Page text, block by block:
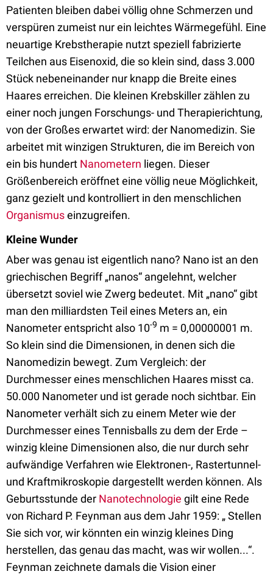
Patienten bleiben dabei völlig ohne Schmerzen und
verspüren zumeist nur ein leichtes Wärmegefühl. Eine
neuartige Krebstherapie nutzt speziell fabrizierte
Teilchen aus Eisenoxid, die so klein sind, dass 3.000
Stück nebeneinander nur knapp die Breite eines
Haares erreichen. Die kleinen Krebskiller zählen zu
einer noch jungen Forschungs- und Therapierichtung,
von der Großes erwartet wird: der Nanomedizin. Sie
arbeitet mit winzigen Strukturen, die im Bereich von
ein bis hundert Nanometern liegen. Dieser
Größenbereich eröffnet eine völlig neue Möglichkeit,
ganz gezielt und kontrolliert in den menschlichen
Organismuseinzugreifen.
Kleine Wunder
Aber was genau ist eigentlich nano? Nano ist an den
griechischen Begriff „nanos“ angelehnt, welcher
übersetzt soviel wie Zwerg bedeutet. Mit „nano“ gibt
man den milliardsten Teil eines Meters an, ein
Nanometer entspricht also 10-9 m = 0,00000001 m.
So klein sind die Dimensionen, in denen sich die
Nanomedizin bewegt. Zum Vergleich: der
Durchmesser eines menschlichen Haares misst ca.
50.000 Nanometer und ist gerade noch sichtbar. Ein
Nanometer verhält sich zu einem Meter wie der
Durchmesser eines Tennisballs zu dem der Erde –
winzig kleine Dimensionen also, die nur durch sehr
aufwändige Verfahren wie Elektronen-, Rastertunnel-
und Kraftmikroskopie dargestellt werden können. Als
Geburtsstunde der Nanotechnologie gilt eine Rede
von Richard P. Feynman aus dem Jahr 1959: „ Stellen
Sie sich vor, wir könnten ein winzig kleines Ding
herstellen, das genau das macht, was wir wollen...“.
Feynman zeichnete damals die Vision einer